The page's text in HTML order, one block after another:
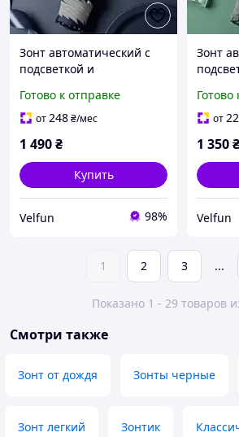
Зонт автоматический с
подсветкой и
полосой 107 см синий
Готово к отправке
от248₴/мес
1 490₴
Купить
Velfun 98%
Зонт
Готово
от
1 350₴
Velfun
1 2 3 ...
Показано 1 - 29 товаров
Смотри также
Зонт от дождя Зонты черные
Зонт легкий Зонтик